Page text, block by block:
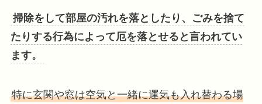
掃除をして部屋の汚れを落としたり、ごみを捨て
たりする行為によって厄を落とせると言われてい
ます。
特に玄関や窓は空気と一緒に運気も入れ替わる場